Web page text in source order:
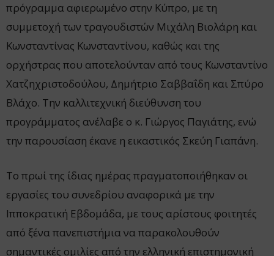
πρόγραμμα αφιερωμένο στην Κύπρο, με τη
συμμετοχή των τραγουδιστών Μιχάλη Βιολάρη και
Κωνσταντίνας Κωνσταντίνου, καθώς και της
ορχήστρας που αποτελούνταν από τους Κωνσταντίνο
Χατζηχριστοδούλου, Δημήτριο Σαββαΐδη και Σπύρο
Βλάχο. Την καλλιτεχνική διεύθυνση του
προγράμματος ανέλαβε ο κ. Γιώργος Παγιάτης, ενώ
την παρουσίαση έκανε η εικαστικός Σκεύη Γιαπάνη.
Το πρωί της ίδιας ημέρας πραγματοποιήθηκαν οι
εργασίες του συνεδρίου αναφορικά με την
Ιπποκρατική Εβδομάδα, με τους αρίστους φοιτητές
από ξένα πανεπιστήμια να παρακολουθούν
σημαντικές ομιλίες από την ελληνική επιστημονική